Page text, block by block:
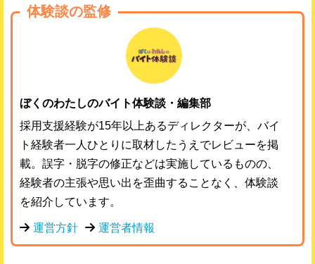
体験談の監修
ぼくのわたしのバイト体験談・編集部
採用支援経験が15年以上あるディレクターが、バイ
ト経験者一人ひとりに取材したうえでレビューを掲
載。誤字・脱字の修正などは実施しているものの、
経験者の主張や思い出を歪曲することなく、体験談
を紹介しています。
運営方針 運営者情報